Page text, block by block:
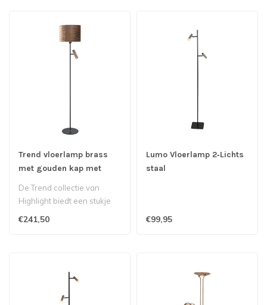
Trend vloerlamp brass
met gouden kap met
De Trend collectie van
Highlight biedt een stukje
€241,50
Lumo Vloerlamp 2‑Lichts
staal
€99,95